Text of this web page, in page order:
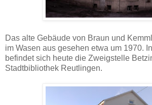
Das alte Gebäude von Braun und
im Wasen aus gesehen etwa um 1970.
befindet sich heute die Zweigstelle
Stadtbibliothek Reutlingen.